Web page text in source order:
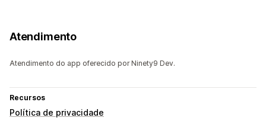
Atendimento
Atendimento do app oferecido por Ninety9 Dev.
Recursos
Política de privacidade